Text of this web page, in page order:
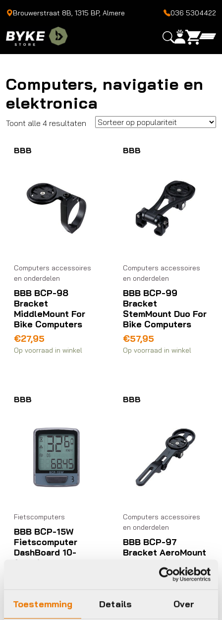
Toestemming Details Over
Brouwerstraat 8B, 1315 BP, Almere 036 5304422
Computers, navigatie en
elektronica
Toont alle 4 resultaten Gesorteerd
populariteit
BBB
Computers accessoires
en onderdelen
BBB BCP-98
Bracket
MiddleMount For
Bike Computers
€27,95
Op voorraad in winkel
BBB
Computers accessoires
en onderdelen
BBB BCP-99
Bracket
StemMount Duo For
Bike Computers
€57,95
Op voorraad in winkel
BBB
Fietscomputers
BBB BCP-15W
Fietscomputer
DashBoard 10-
functies
Op voorraad in winkel
BBB
Computers accessoires
en onderdelen
BBB BCP-97
Bracket AeroMount
Duo For Bike
Computers
Op voorraad in winkel